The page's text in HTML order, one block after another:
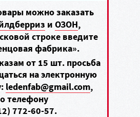
можно заказать
иОЗОН,
строке введите
фабрика».
от 15 шт. просьба
на электронную
ledenfab@gmail.com,
телефону
772-60-57.